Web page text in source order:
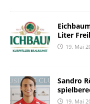
Liter
19. Mai
Sandro
19. Mai